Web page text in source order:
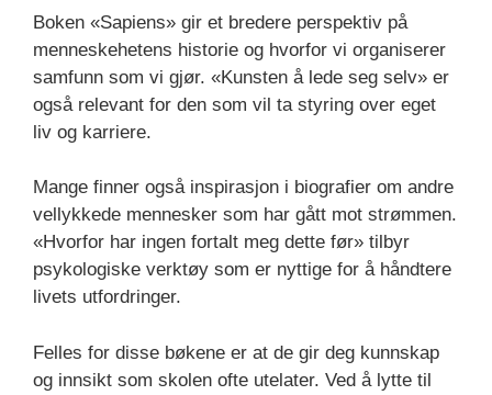
Boken «Sapiens» gir et bredere perspektiv på
menneskehetens historie og hvorfor vi organiserer
samfunn som vi gjør. «Kunsten å lede seg selv» er
også relevant for den som vil ta styring over eget
liv og karriere.
Mange finner også inspirasjon i biografier om andre
vellykkede mennesker som har gått mot strømmen.
«Hvorfor har ingen fortalt meg dette før» tilbyr
psykologiske verktøy som er nyttige for å håndtere
livets utfordringer.
Felles for disse bøkene er at de gir deg kunnskap
og innsikt som skolen ofte utelater. Ved å lytte til